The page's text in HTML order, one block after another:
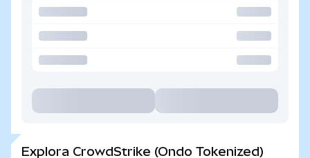
Explora CrowdStrike (Ondo Tokenized)